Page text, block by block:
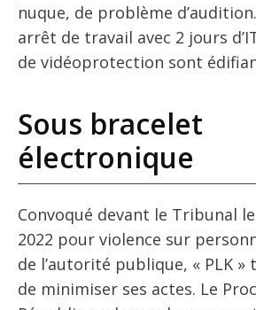
nuque, de problème
arrêt de travail avec 2 jours
de vidéoprotection sont
Sous bracelet
électronique
Convoqué devant le Tribunal
2022 pour violence sur
de l’autorité publique, « PLK
de minimiser ses actes. Le